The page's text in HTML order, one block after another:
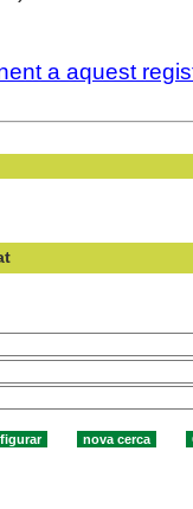
a aquest